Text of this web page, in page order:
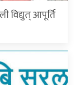
विद्युत् आपूर्ति